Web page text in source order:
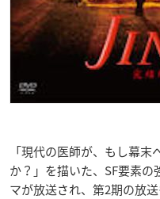
「現代の医師が、もし幕
か？」を描いた、SF要素
マが放送され、第2期の放送